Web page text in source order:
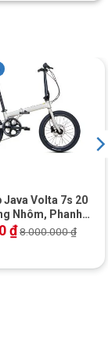
Java Volta 7s 20
Nhôm, Phanh
₫8.000.000₫